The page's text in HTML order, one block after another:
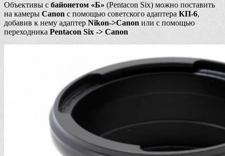
Объективы с байонетом «Б» (Pentacon Six) можно поставить
на камеры Canon с помощью советского адаптера КП-6,
добавив к нему адаптер Nikon->Canon или с помощью
переходника Pentacon Six -> Canon